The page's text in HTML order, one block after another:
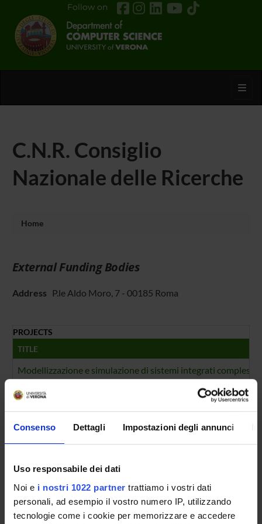
Consenso Dettagli Impostazioni degli annunci
Uso responsabile dei dati
Noi e i nostri 1022 partner trattiamo i vostri dati
personali, ad esempio il vostro numero IP, utilizzando
tecnologie come i cookie per memorizzare e accedere
Follow on
C.N.R. Consiglio
Nazionale delle Ricerche
Home
External Funding Bodies
Address P.le Aldo Moro, 7 - 00185 Roma
PROJECTS
TITLE
Modellizzazione e simulazione di sistemi integrati
Modelli di eventi sonori generati da semplici fenomeni fisici
Contacts